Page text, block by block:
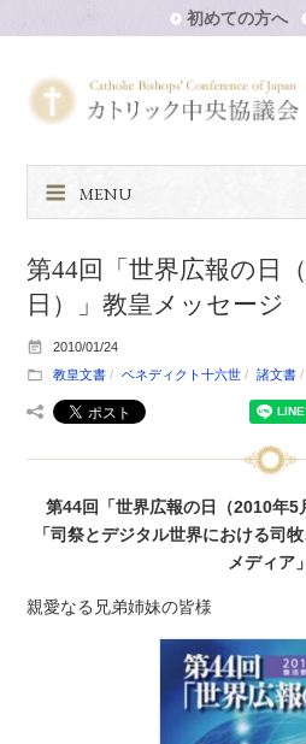
初めての方へ
MENU
第44回「世界広報の日
日）」教皇メッセージ
2010/01/24
教皇文書
ベネディクト十六世 諸文書
第44回「世界広報の日（2010年5
「司祭とデジタル世界における司
メディア」
親愛なる兄弟姉妹の皆様